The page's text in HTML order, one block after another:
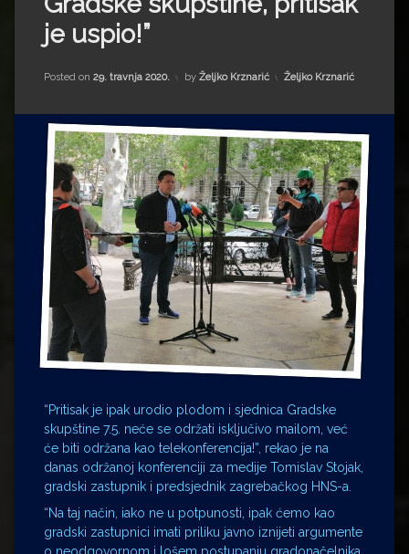
Impressum
Milenko Strižak
Drugi autori
Drugi autori
Ljiljana Lekanić-Kljaić
Željko Krznarić
Mario Lovreković
Miroslav Šantek
je uspio!”
Posted on 29. travnja 2020. by Željko Krznarić Kategorije:
Željko Krznarić
“Pritisak je ipak urodio plodom i sjednica Gradske
skupštine 7.5. neće se održati isključivo mailom, već
će biti održana kao telekonferencija!”, rekao je na
danas održanoj konferenciji za medije Tomislav Stojak,
gradski zastupnik i predsjednik zagrebačkog HNS-a.
“Na taj način, iako ne u potpunosti, ipak ćemo kao
gradski zastupnici imati priliku javno iznijeti argumente